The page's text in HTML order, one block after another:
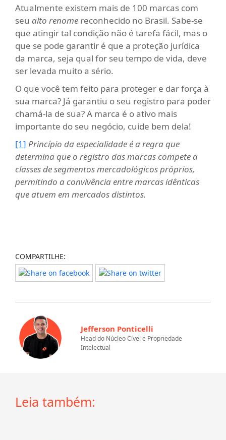
Atualmente existem mais de 100 marcas com
seu alto renome reconhecido no Brasil. Sabe-se
que atingir tal condição não é tarefa fácil, mas o
que se pode garantir é que a proteção jurídica
da marca, seja qual for seu tempo de vida, deve
ser levada muito a sério.
O que você tem feito para proteger e dar força à
sua marca? Já garantiu o seu registro para poder
chamá-la de sua? A marca é o ativo mais
importante do seu negócio, cuide bem dela!
[1] Princípio da especialidade é a regra que
determina que o registro das marcas compete a
classes de segmentos mercadológicos próprios,
permitindo a convivência entre marcas idênticas
que atuem em mercados distintos.
COMPARTILHE:
Jefferson Ponticelli
Head do Núcleo Cível e Propriedade
Intelectual
Leia também: